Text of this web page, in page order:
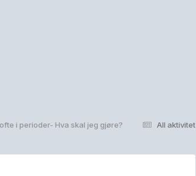
All aktivitet
i perioder- Hva skal jeg gjøre?